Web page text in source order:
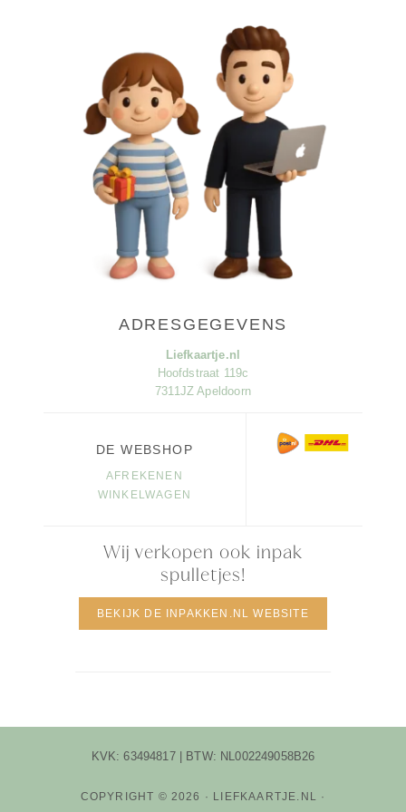
ADRESGEGEVENS
Liefkaartje.nl
Hoofdstraat 119c
7311JZ Apeldoorn
DE WEBSHOP
AFREKENEN
WINKELWAGEN
Wij verkopen ook inpak
spulletjes!
BEKIJK DE INPAKKEN.NL WEBSITE
KVK: 63494817 | BTW: NL002249058B26
COPYRIGHT © 2026 · LIEFKAARTJE.NL ·